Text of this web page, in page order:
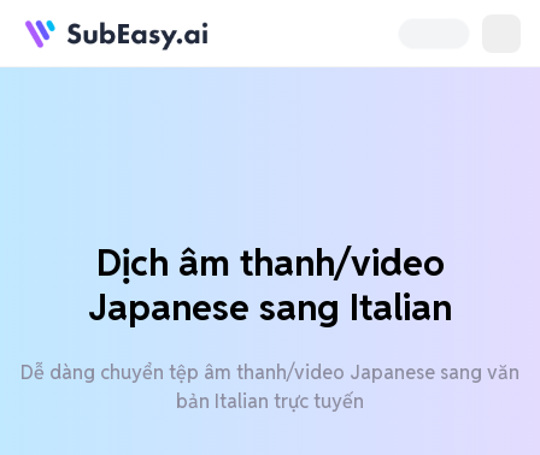
Dịch âm thanh/video
Japanese sang Italian
Dễ dàng chuyển tệp âm thanh/video Japanese sang văn
bản Italian trực tuyến